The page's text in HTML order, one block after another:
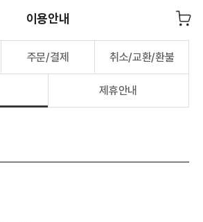
이용안내
주문/결제 취소/교환/환불
제휴안내